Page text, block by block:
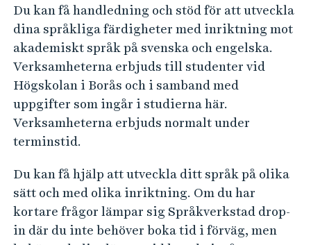
Du kan få handledning och stöd för att utveckla
dina språkliga färdigheter med inriktning mot
akademiskt språk på svenska och engelska.
Verksamheterna erbjuds till studenter vid
Högskolan i Borås och i samband med
uppgifter som ingår i studierna här.
Verksamheterna erbjuds normalt under
terminstid.
Du kan få hjälp att utveckla ditt språk på olika
sätt och med olika inriktning. Om du har
kortare frågor lämpar sig Språkverkstad drop-
in där du inte behöver boka tid i förväg, men